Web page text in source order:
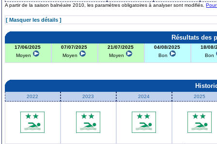
A partir de la saison balnéaire 2010, les paramètres obligatoires à analyser sont modifiés.
[ Masquer les détails ]
Résultats des
17/06/2025
Moyen
07/07/2025
Moyen
21/07/2025
Moyen
04/08/2025
Bon
18/08/
Bon
2022 2023 2024 2025